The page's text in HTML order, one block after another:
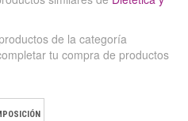
de la categoría
tu compra de productos